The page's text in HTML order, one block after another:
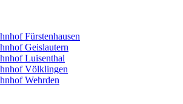
Fürstenhausen
Geislautern
Luisenthal
Völklingen
Wehrden